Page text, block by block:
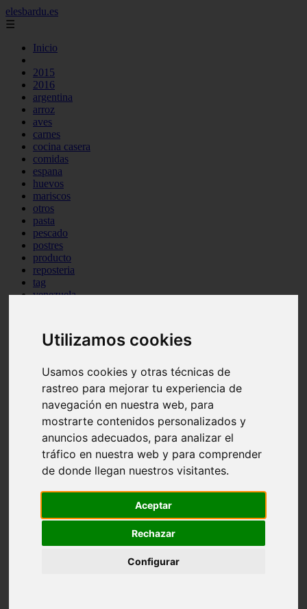
Utilizamos cookies
Usamos cookies y otras técnicas de
rastreo para mejorar tu experiencia de
navegación en nuestra web, para
mostrarte contenidos personalizados y
anuncios adecuados, para analizar el
tráfico en nuestra web y para comprender
de donde llegan nuestros visitantes.
Aceptar
Rechazar
Configurar
elesbardu.es
☰
Inicio
2015
2016
argentina
arroz
aves
carnes
cocina casera
comidas
espana
huevos
mariscos
otros
pasta
pescado
postres
producto
reposteria
tag
venezuela
Madrid - pozuelo-de-alarcón
Teruel - sarrión
Illes-balears - inca
Málaga - torremolinos
Asturias - oviedo
Cádiz - el-puerto-de-santa-maría
Toledo - illescas
álava - vitoria-gasteiz
Málaga - marbella
Zaragoza - zaragoza
Barcelona - barcelona
Pontevedra - lalín
Cantabria - val-de-san-vicente